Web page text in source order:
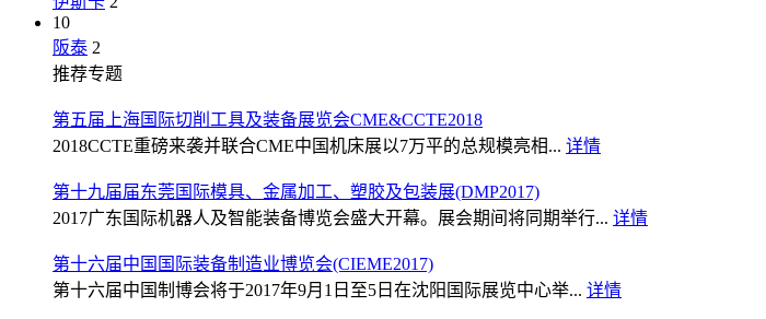
10
阪泰 2
推荐专题
第五届上海国际切削工具及装备展览会CME&CCTE2018
2018CCTE重磅来袭并联合CME中国机床展以7万平的总规模亮相... 详情
第十九届届东莞国际模具、金属加工、塑胶及包装展(DMP2017)
2017广东国际机器人及智能装备博览会盛大开幕。展会期间将同期举行... 详情
第十六届中国国际装备制造业博览会(CIEME2017)
第十六届中国制博会将于2017年9月1日至5日在沈阳国际展览中心举... 详情